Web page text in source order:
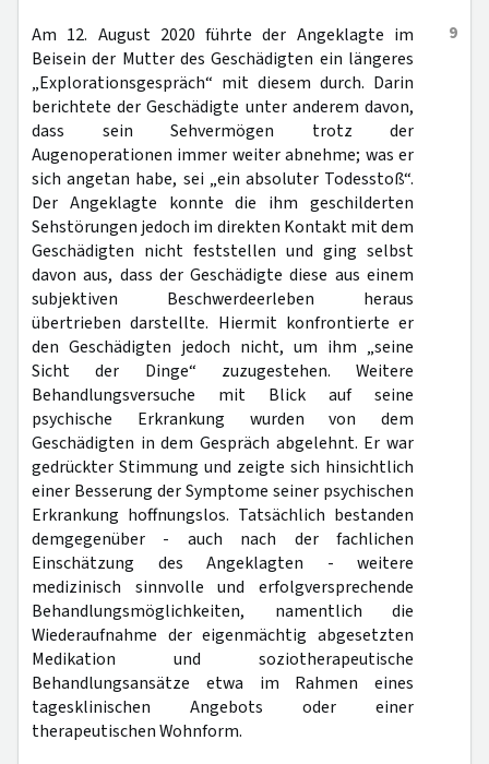
9
Am 12. August 2020 führte der Angeklagte im
Beisein der Mutter des Geschädigten ein längeres
„Explorationsgespräch“ mit diesem durch. Darin
berichtete der Geschädigte unter anderem davon,
dass sein Sehvermögen trotz der
Augenoperationen immer weiter abnehme; was er
sich angetan habe, sei „ein absoluter Todesstoß“.
Der Angeklagte konnte die ihm geschilderten
Sehstörungen jedoch im direkten Kontakt mit dem
Geschädigten nicht feststellen und ging selbst
davon aus, dass der Geschädigte diese aus einem
subjektiven Beschwerdeerleben heraus
übertrieben darstellte. Hiermit konfrontierte er
den Geschädigten jedoch nicht, um ihm „seine
Sicht der Dinge“ zuzugestehen. Weitere
Behandlungsversuche mit Blick auf seine
psychische Erkrankung wurden von dem
Geschädigten in dem Gespräch abgelehnt. Er war
gedrückter Stimmung und zeigte sich hinsichtlich
einer Besserung der Symptome seiner psychischen
Erkrankung hoffnungslos. Tatsächlich bestanden
demgegenüber - auch nach der fachlichen
Einschätzung des Angeklagten - weitere
medizinisch sinnvolle und erfolgversprechende
Behandlungsmöglichkeiten, namentlich die
Wiederaufnahme der eigenmächtig abgesetzten
Medikation und soziotherapeutische
Behandlungsansätze etwa im Rahmen eines
tagesklinischen Angebots oder einer
therapeutischen Wohnform.